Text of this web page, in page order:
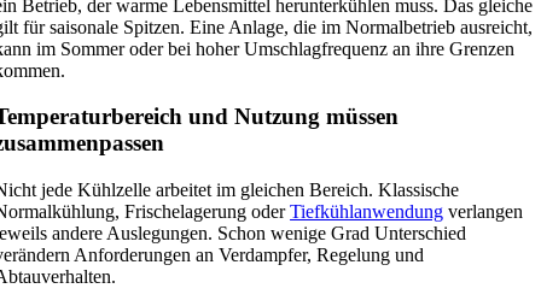
Betrieb, der warme Lebensmittel herunterkühlen muss. Das gleiche
für saisonale Spitzen. Eine Anlage, die im Normalbetrieb ausreicht,
im Sommer oder bei hoher Umschlagfrequenz an ihre Grenzen
und Nutzung müssen
jede Kühlzelle arbeitet im gleichen Bereich. Klassische
Frischelagerung oderTiefkühlanwendung verlangen
andere Auslegungen. Schon wenige Grad Unterschied
Anforderungen an Verdampfer, Regelung und